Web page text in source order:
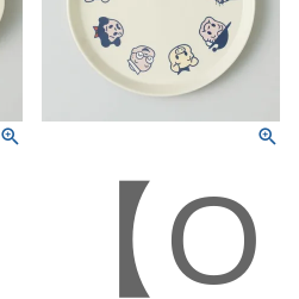
【O